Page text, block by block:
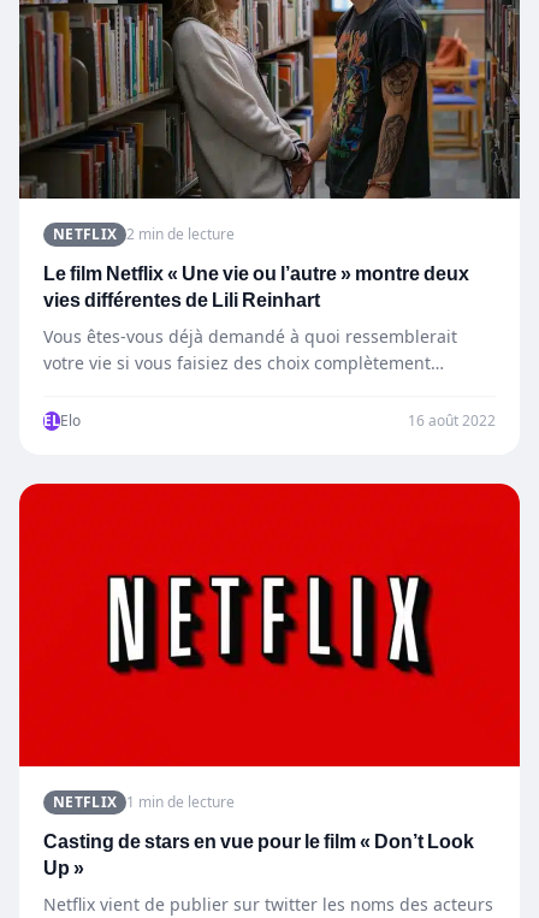
NETFLIX 2 min de lecture
Le film Netflix « Une vie ou l’autre » montre deux
vies différentes de Lili Reinhart
Vous êtes-vous déjà demandé à quoi ressemblerait
votre vie si vous faisiez des choix complètement
ELElo 16 août 2022
NETFLIX 1 min de lecture
Casting de stars en vue pour le film « Don’t Look
Up »
Netflix vient de publier sur twitter les noms des acteurs